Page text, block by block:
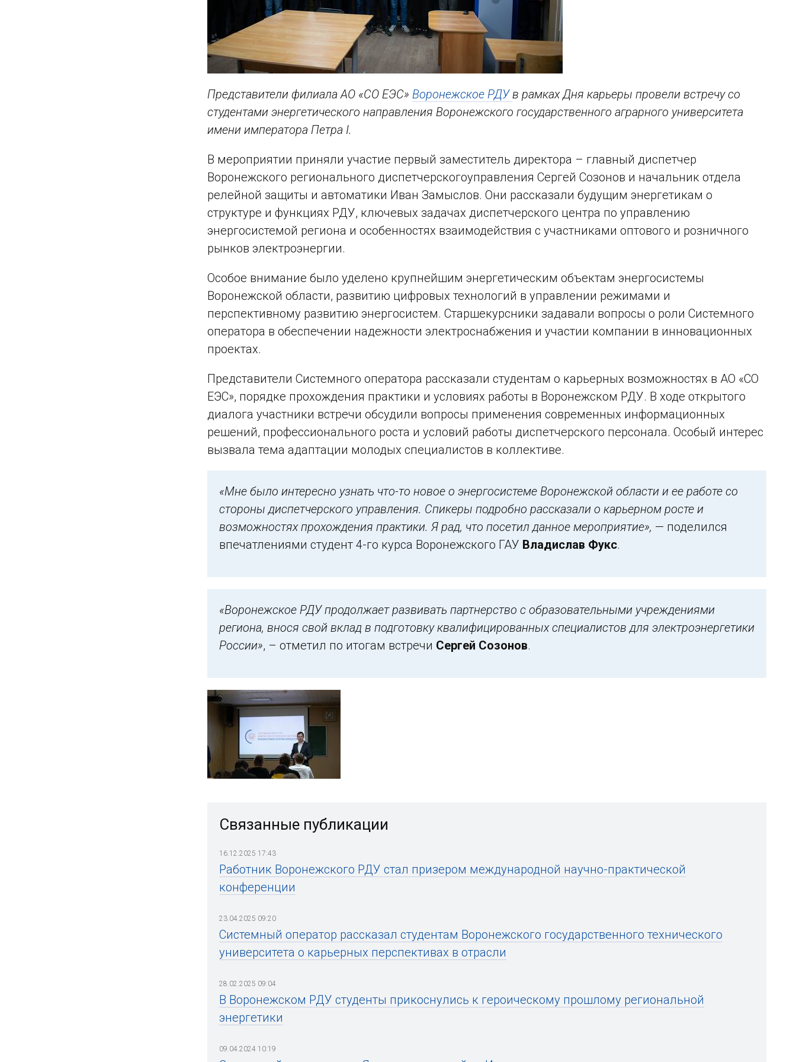
Представители филиала АО «СО ЕЭС» Воронежское РДУв рамках Дня карьеры провели встречу со
студентами энергетического направления Воронежского государственного аграрного университета
имени императора Петра I.
В мероприятии приняли участие первый заместитель директора – главный диспетчер
Воронежского регионального диспетчерскогоуправления Сергей Созонов и начальник отдела
релейной защиты и автоматики Иван Замыслов. Они рассказали будущим энергетикам о
структуре и функциях РДУ, ключевых задачах диспетчерского центра по управлению
энергосистемой региона и особенностях взаимодействия с участниками оптового и розничного
рынков электроэнергии.
Особое внимание было уделено крупнейшим энергетическим объектам энергосистемы
Воронежской области, развитию цифровых технологий в управлении режимами и
перспективному развитию энергосистем. Старшекурсники задавали вопросы о роли Системного
оператора в обеспечении надежности электроснабжения и участии компании в инновационных
проектах.
Представители Системного оператора рассказали студентам о карьерных возможностях в АО «СО
ЕЭС», порядке прохождения практики и условиях работы в Воронежском РДУ. В ходе открытого
диалога участники встречи обсудили вопросы применения современных информационных
решений, профессионального роста и условий работы диспетчерского персонала. Особый интерес
вызвала тема адаптации молодых специалистов в коллективе.
«Мне было интересно узнать что-то новое о энергосистеме Воронежской области и ее работе со
стороны диспетчерского управления. Спикеры подробно рассказали о карьерном росте и
возможностях прохождения практики. Я рад, что посетил данное мероприятие», — поделился
впечатлениями студент 4-го курса Воронежского ГАУ Владислав Фукс.
«Воронежское РДУ продолжает развивать партнерство с образовательными учреждениями
региона, внося свой вклад в подготовку квалифицированных специалистов для электроэнергетики
России», – отметил по итогам встречи Сергей Созонов.
Связанные публикации
16.12.2025 17:43
Работник Воронежского РДУ стал призером международной научно-практической
конференции
23.04.2025 09:20
Системный оператор рассказал студентам Воронежского государственного технического
университета о карьерных перспективах в отрасли
28.02.2025 09:04
В Воронежском РДУ студенты прикоснулись к героическому прошлому региональной
энергетики
09.04.2024 10:19